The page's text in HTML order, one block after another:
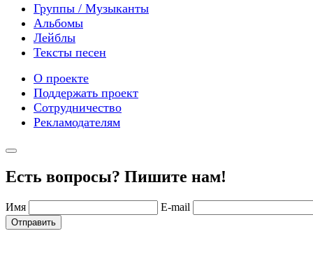
Группы / Музыканты
Альбомы
Лейблы
Тексты песен
О проекте
Поддержать проект
Сотрудничество
Рекламодателям
Есть вопросы? Пишите нам!
Имя E-mail